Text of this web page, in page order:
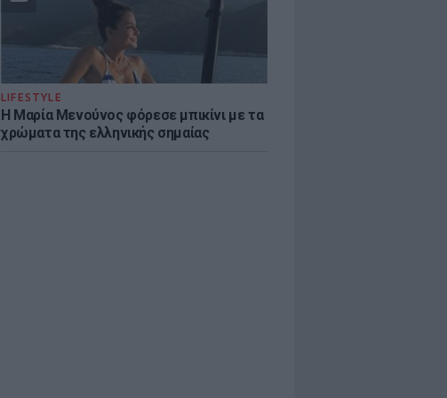
LIFESTYLE
Η Μαρία Μενούνος φόρεσε μπικίνι με τα
χρώματα της ελληνικής σημαίας